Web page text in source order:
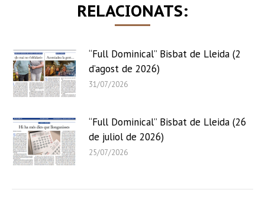
RELACIONATS:
“Full Dominical” Bisbat de Lleida (2
d’agost de 2026)
31/07/2026
“Full Dominical” Bisbat de Lleida (26
de juliol de 2026)
25/07/2026